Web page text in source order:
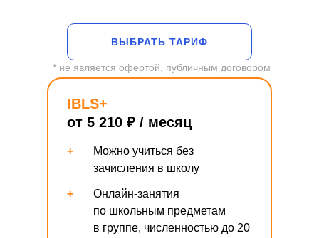
IBLS+
от 5 210 ₽ / месяц
+
Можно учиться без
зачисления в школу
+
Онлайн-занятия
по школьным предметам
в группе, численностью до 20
ВЫБРАТЬ ТАРИФ
* не является офертой, публичным договором